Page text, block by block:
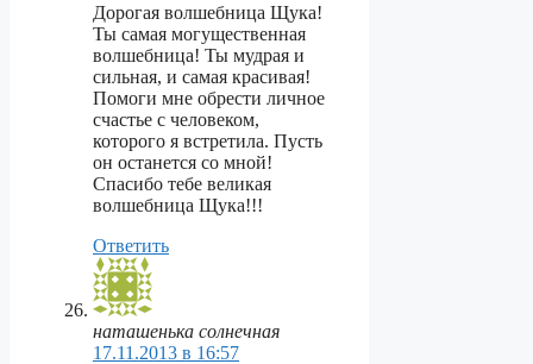
Дорогая волшебница Щука!
Ты самая могущественная
волшебница! Ты мудрая и
сильная, и самая красивая!
Помоги мне обрести личное
счастье с человеком,
которого я встретила. Пусть
он останется со мной!
Спасибо тебе великая
волшебница Щука!!!
Ответить
наташенька солнечная
17.11.2013 в 16:57